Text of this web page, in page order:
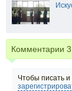
Комментарии 3
Чтобы писать